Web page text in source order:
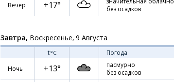
Вечер +17°
без осадков
Завтра, Воскресенье, 9 Августа
t°C Погода
Ночь
+13°
пасмурно
без осадков